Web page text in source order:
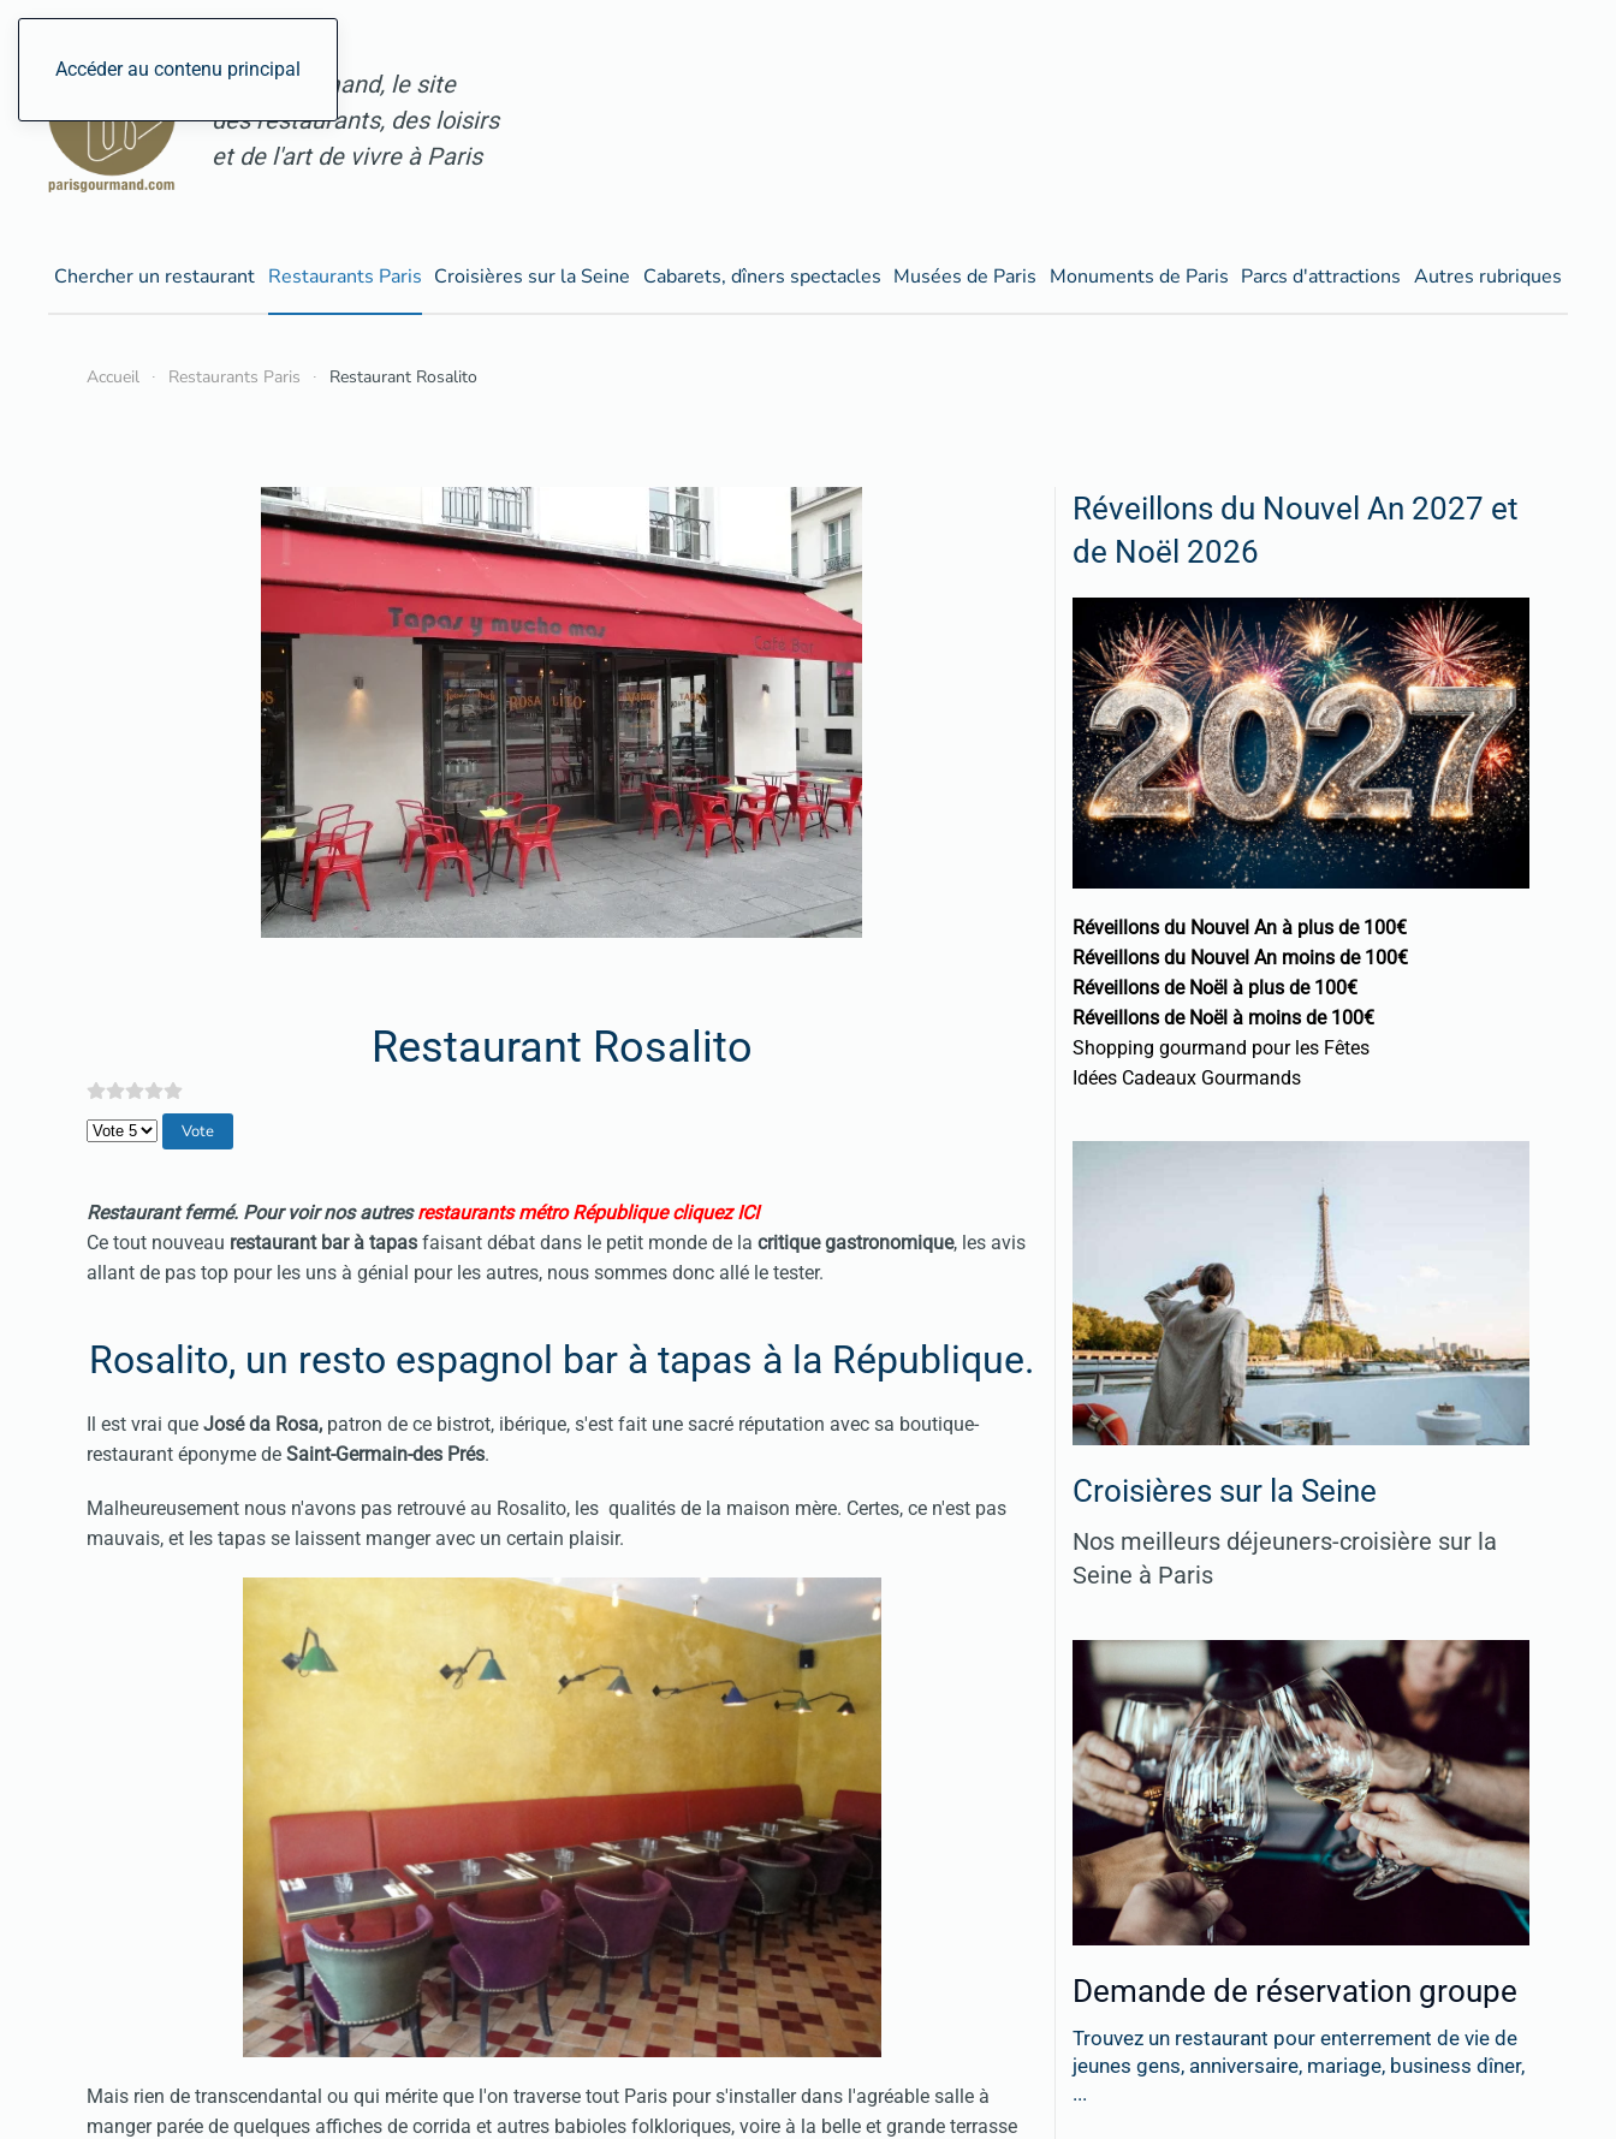
Accéder au contenu principal
ParisGourmand, le site
des restaurants, des loisirs
et de l'art de vivre à Paris
Chercher un restaurant Restaurants Paris Croisières sur la Seine Cabarets, dîners spectacles Musées de Paris Monuments de Paris Parcs d'attractions Autres rubriques
Accueil Restaurants Paris Restaurant Rosalito
Restaurant Rosalito
Veuillez voter
Restaurant fermé. Pour voir nos autresrestaurants métro République cliquez ICI
Ce tout nouveau restaurant bar à tapas faisant débat dans le petit monde de la critique gastronomique, les avis
allant de pas top pour les uns à génial pour les autres, nous sommes donc allé le tester.
Rosalito, un resto espagnol bar à tapas à la République.
Il est vrai que José da Rosa, patron de ce bistrot, ibérique, s'est fait une sacré réputation avec sa boutique-
restaurant éponyme de Saint-Germain-des Prés.
Malheureusement nous n'avons pas retrouvé au Rosalito, les qualités de la maison mère. Certes, ce n'est pas
mauvais, et les tapas se laissent manger avec un certain plaisir.
Mais rien de transcendantal ou qui mérite que l'on traverse tout Paris pour s'installer dans l'agréable salle à
manger parée de quelques affiches de corrida et autres babioles folkloriques, voire à la belle et grande terrasse
Réveillons du Nouvel An 2027 et
de Noël 2026
Réveillons du Nouvel An à plus de 100€
Réveillons du Nouvel An moins de 100€
Réveillons de Noël à plus de 100€
Réveillons de Noël à moins de 100€
Shopping gourmand pour les Fêtes
Idées Cadeaux Gourmands
Croisières sur la Seine
Nos meilleurs déjeuners-croisière sur la
Seine à Paris
Demande de réservation groupe
Trouvez un restaurant pour enterrement de vie de
jeunes gens, anniversaire, mariage, business dîner,
...